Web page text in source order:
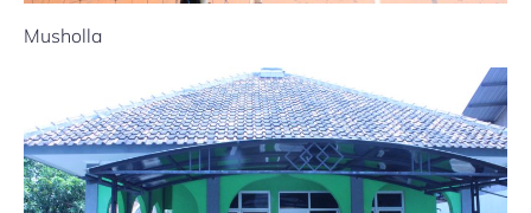
Musholla